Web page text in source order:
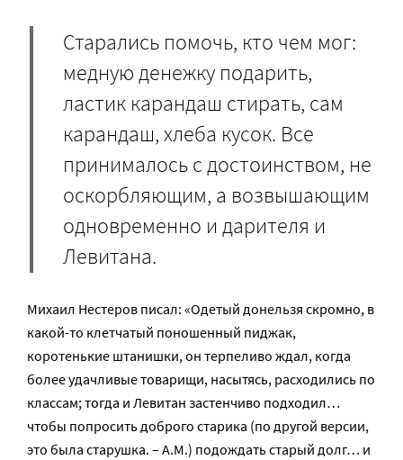
Старались помочь, кто чем мог:
медную денежку подарить,
ластик карандаш стирать, сам
карандаш, хлеба кусок. Все
принималось с достоинством, не
оскорбляющим, а возвышающим
одновременно и дарителя и
Левитана.
Михаил Нестеров писал: «Одетый донельзя скромно, в
какой-то клетчатый поношенный пиджак,
коротенькие штанишки, он терпеливо ждал, когда
более удачливые товарищи, насытясь, расходились по
классам; тогда и Левитан застенчиво подходил…
чтобы попросить доброго старика (по другой версии,
это была старушка. – А.М.) подождать старый долг… и